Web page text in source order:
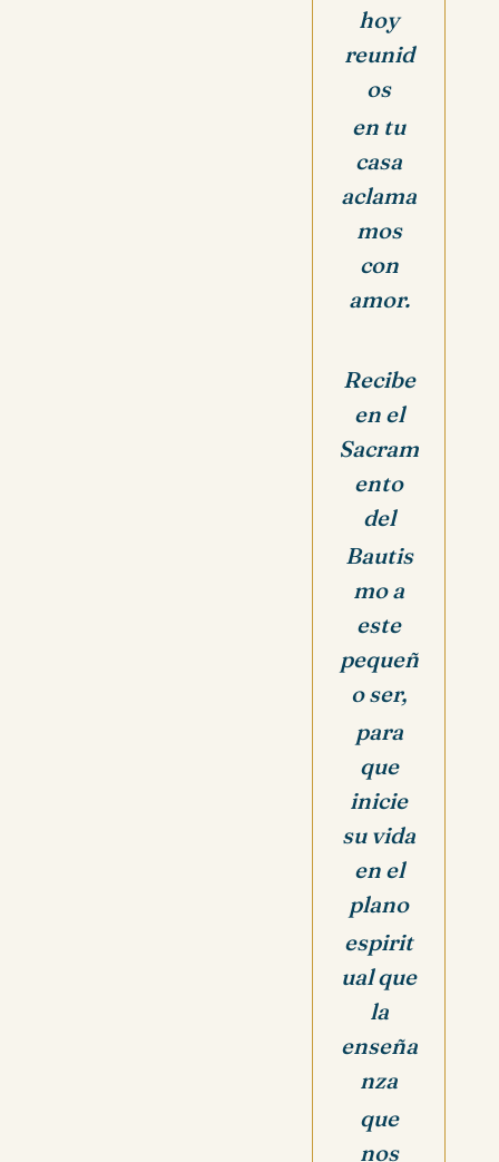
hoy
reunid
os
en tu
casa
aclama
mos
con
amor.
Recibe
en el
Sacram
ento
del
Bautis
mo a
este
pequeñ
o ser,
para
que
inicie
su vida
en el
plano
espirit
ual que
la
enseña
nza
que
nos